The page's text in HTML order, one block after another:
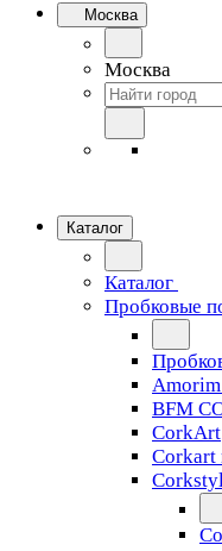
Москва
Москва
Каталог
Каталог
Пробковые
BFM
CorkArt
Corkart